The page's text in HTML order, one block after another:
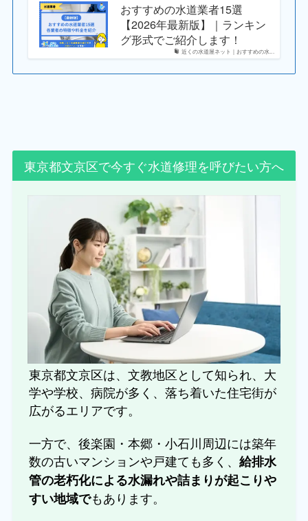
近くの水道屋ネット｜おすすめの水...
おすすめの水道業者15選
【2026年最新版】｜ランキン
グ形式でご紹介します！
東京都文京区で今すぐ水道修理を呼びたい方へ
東京都文京区は、文教地区として知られ、大
学や学校、病院が多く、落ち着いた住宅街が
広がるエリアです。
一方で、後楽園・本郷・小石川周辺には築年
数の古いマンションや戸建ても多く、給排水
管の老朽化による水漏れや詰まりが起こりや
すい地域でもあります。